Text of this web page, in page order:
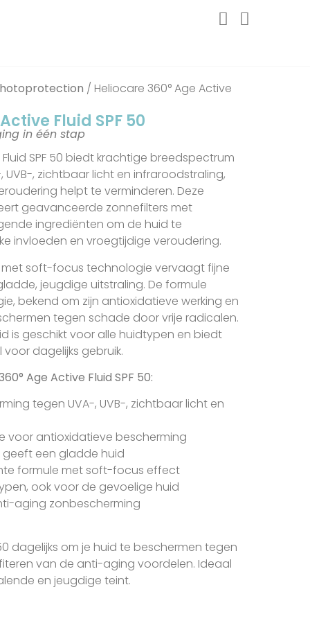
/ Heliocare 360° Age Active
Fluid SPF 50
in één stap
SPF 50 biedt krachtige breedspectrum
, zichtbaar licht en infraroodstraling,
helpt te verminderen. Deze
geavanceerde zonnefilters met
ingrediënten om de huid te
invloeden en vroegtijdige veroudering.
met soft-focus technologie vervaagt fijne
jeugdige uitstraling. De formule
bekend om zijn antioxidatieve werking en
tegen schade door vrije radicalen.
is geschikt voor alle huidtypen en biedt
dagelijks gebruik.
Age Active Fluid SPF 50:
tegen UVA-, UVB-, zichtbaar licht en
voor antioxidatieve bescherming
geeft een gladde huid
formule met soft-focus effect
ook voor de gevoelige huid
aging zonbescherming
dagelijks om je huid te beschermen tegen
van de anti-aging voordelen. Ideaal
en jeugdige teint.